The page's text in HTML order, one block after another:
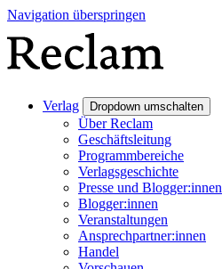
Navigation überspringen
Verlag Dropdown umschalten
Über Reclam
Geschäftsleitung
Programmbereiche
Verlagsgeschichte
Presse und Blogger:innen
Blogger:innen
Veranstaltungen
Ansprechpartner:innen
Handel